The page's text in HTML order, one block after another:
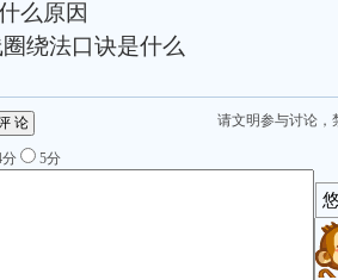
么原因
绕法口诀是什么
请文明参与讨论，
分 5分